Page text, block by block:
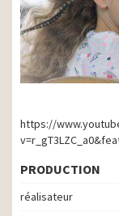
https://
PRODUCTION
réalisateur